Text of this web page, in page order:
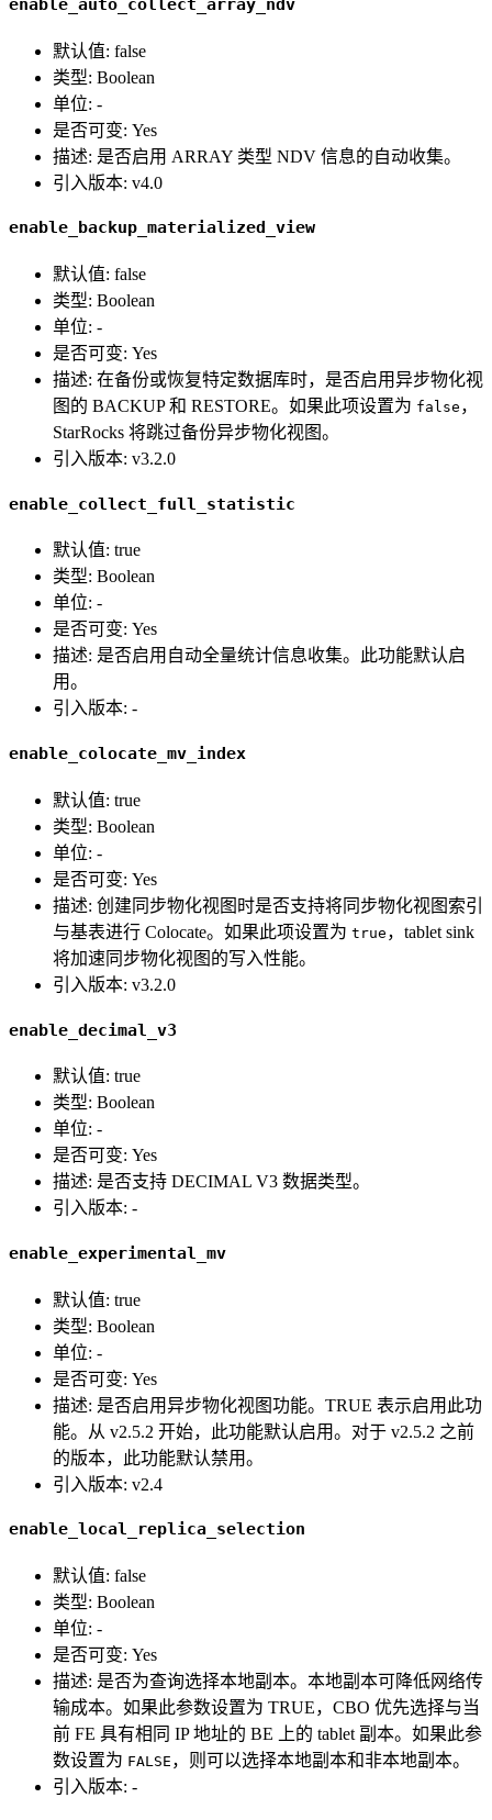
enable_auto_collect_array_ndv
默认值: false
类型: Boolean
单位: -
是否可变: Yes
描述: 是否启用 ARRAY 类型 NDV 信息的自动收集。
引入版本: v4.0
enable_backup_materialized_view
默认值: false
类型: Boolean
单位: -
是否可变: Yes
描述: 在备份或恢复特定数据库时，是否启用异步物化视
图的 BACKUP 和 RESTORE。如果此项设置为 false ，
StarRocks 将跳过备份异步物化视图。
引入版本: v3.2.0
enable_collect_full_statistic
默认值: true
类型: Boolean
单位: -
是否可变: Yes
描述: 是否启用自动全量统计信息收集。此功能默认启
用。
引入版本: -
enable_colocate_mv_index
默认值: true
类型: Boolean
单位: -
是否可变: Yes
描述: 创建同步物化视图时是否支持将同步物化视图索引
与基表进行 Colocate。如果此项设置为 true ，tablet sink
将加速同步物化视图的写入性能。
引入版本: v3.2.0
enable_decimal_v3
默认值: true
类型: Boolean
单位: -
是否可变: Yes
描述: 是否支持 DECIMAL V3 数据类型。
引入版本: -
enable_experimental_mv
默认值: true
类型: Boolean
单位: -
是否可变: Yes
描述: 是否启用异步物化视图功能。TRUE 表示启用此功
能。从 v2.5.2 开始，此功能默认启用。对于 v2.5.2 之前
的版本，此功能默认禁用。
引入版本: v2.4
enable_local_replica_selection
默认值: false
类型: Boolean
单位: -
是否可变: Yes
描述: 是否为查询选择本地副本。本地副本可降低网络传
输成本。如果此参数设置为 TRUE，CBO 优先选择与当
前 FE 具有相同 IP 地址的 BE 上的 tablet 副本。如果此参
数设置为 FALSE ，则可以选择本地副本和非本地副本。
引入版本: -